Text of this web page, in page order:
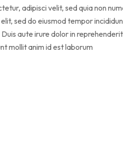
adipisci velit, sed quia non
sed do eiusmod tempor
aute irure dolor in
mollit anim id est laborum